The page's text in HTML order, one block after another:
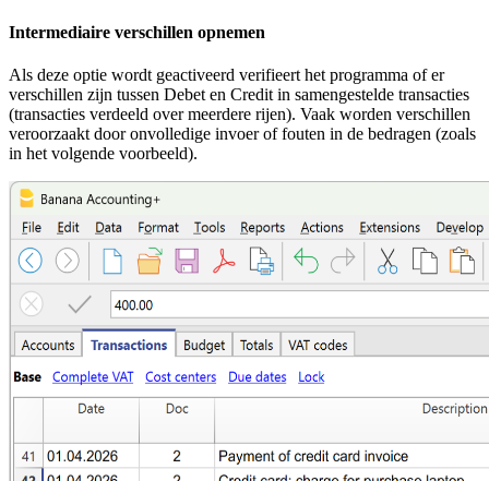
Intermediaire verschillen opnemen
Als deze optie wordt geactiveerd verifieert het programma of er
verschillen zijn tussen Debet en Credit in samengestelde transacties
(transacties verdeeld over meerdere rijen). Vaak worden verschillen
veroorzaakt door onvolledige invoer of fouten in de bedragen (zoals
in het volgende voorbeeld).